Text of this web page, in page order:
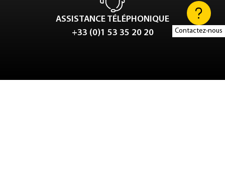
Contactez-nous
ASSISTANCE TÉLÉPHONIQUE
+33 (0)1 53 35 20 20